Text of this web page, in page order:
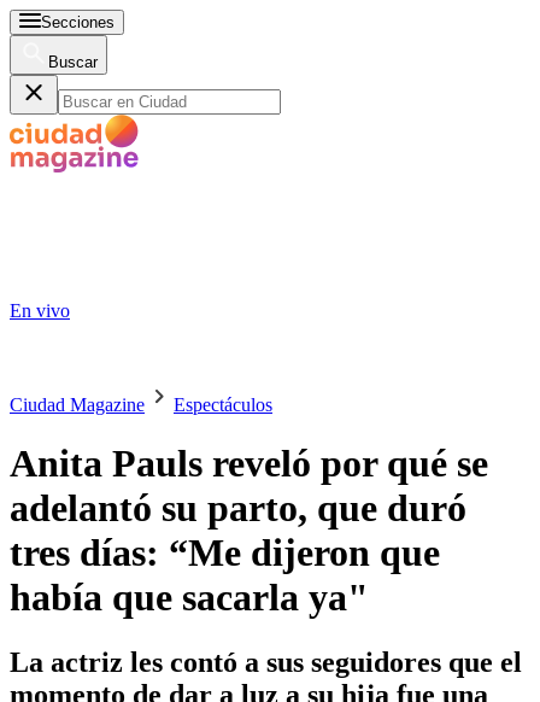
Secciones
Buscar
En vivo
Ciudad Magazine Espectáculos
Anita Pauls reveló por qué se
adelantó su parto, que duró
tres días: “Me dijeron que
había que sacarla ya"
La actriz les contó a sus seguidores que el
momento de dar a luz a su hija fue una